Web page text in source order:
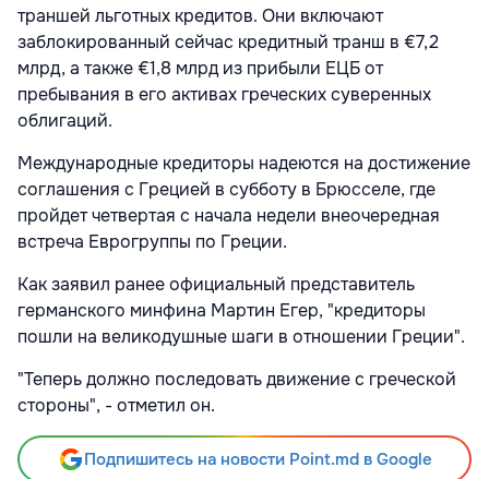
траншей льготных кредитов. Они включают
заблокированный сейчас кредитный транш в €7,2
млрд, а также €1,8 млрд из прибыли ЕЦБ от
пребывания в его активах греческих суверенных
облигаций.
Международные кредиторы надеются на достижение
соглашения с Грецией в субботу в Брюсселе, где
пройдет четвертая с начала недели внеочередная
встреча Еврогруппы по Греции.
Как заявил ранее официальный представитель
германского минфина Мартин Егер, "кредиторы
пошли на великодушные шаги в отношении Греции".
"Теперь должно последовать движение с греческой
стороны", - отметил он.
Подпишитесь на новости Point.md в Google